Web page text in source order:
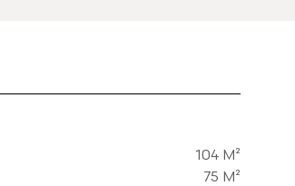
104 M²
75 M²